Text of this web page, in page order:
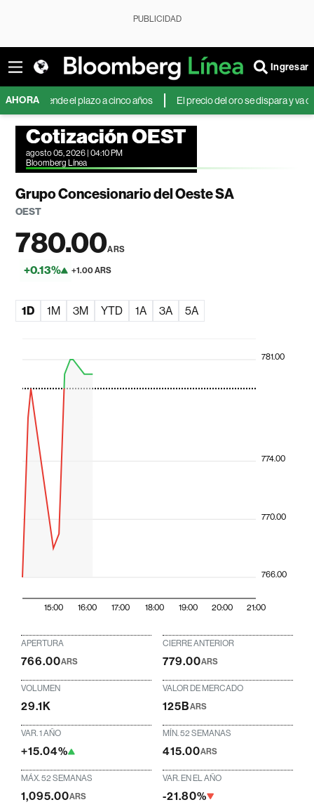
PUBLICIDAD
Ingresar
AHORAel plazo a cinco años El precio del oro se dispara y va camino
Cotización OEST
agosto 05, 2026 | 04:10 PM
Bloomberg Línea
Grupo Concesionario del Oeste SA
OEST
780.00ARS
+0.13% +1.00 ARS
1D 1M 3M YTD 1A 3A 5A
15:00 16:00 17:00 18:00 19:00 20:00 21:00
766.00
770.00
774.00
781.00
APERTURA
766.00ARS
CIERRE ANTERIOR
779.00ARS
VOLUMEN
29.1K
VALOR DE MERCADO
125BARS
VAR. 1 AÑO
+15.04%
MÍN. 52 SEMANAS
415.00ARS
MÁX. 52 SEMANAS
1,095.00ARS
VAR. EN EL AÑO
-21.80%